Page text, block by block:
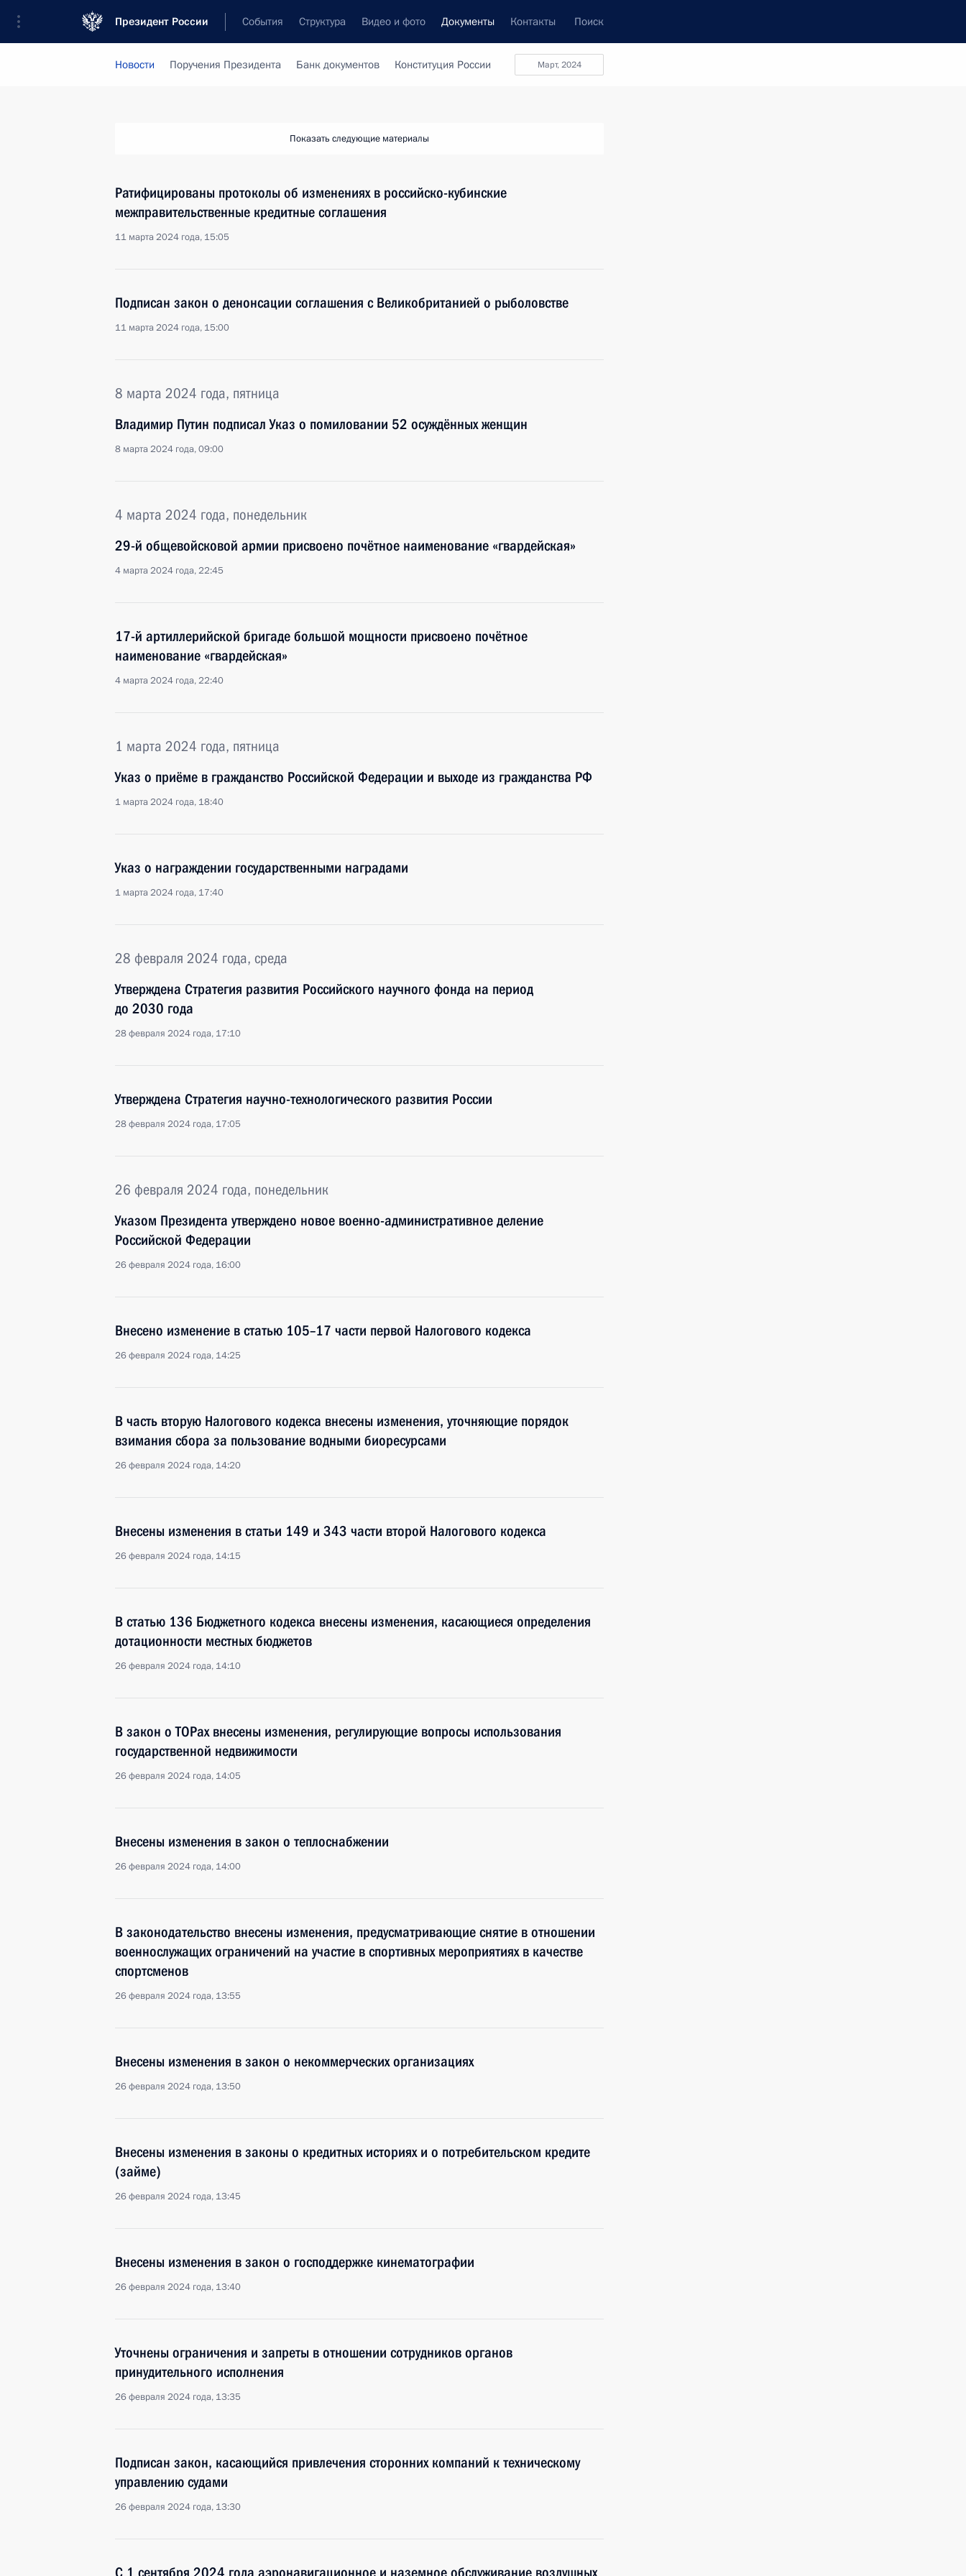
Президент России События Структура Видео и фото Документы Контакты Поиск
март, 2024
Новости Поручения Президента Банк документов Конституция России
Показать следующие материалы
Ратифицированы протоколы об изменениях в российско-кубинские
межправительственные кредитные соглашения
11 марта 2024 года, 15:05
Подписан закон о денонсации соглашения с Великобританией о рыболовстве
11 марта 2024 года, 15:00
8 марта 2024 года, пятница
Владимир Путин подписал Указ о помиловании 52 осуждённых женщин
8 марта 2024 года, 09:00
4 марта 2024 года, понедельник
29-й общевойсковой армии присвоено почётное наименование «гвардейская»
4 марта 2024 года, 22:45
17-й артиллерийской бригаде большой мощности присвоено почётное
наименование «гвардейская»
4 марта 2024 года, 22:40
1 марта 2024 года, пятница
Указ о приёме в гражданство Российской Федерации и выходе из гражданства РФ
1 марта 2024 года, 18:40
Указ о награждении государственными наградами
1 марта 2024 года, 17:40
28 февраля 2024 года, среда
Утверждена Стратегия развития Российского научного фонда на период
до 2030 года
28 февраля 2024 года, 17:10
Утверждена Стратегия научно-технологического развития России
28 февраля 2024 года, 17:05
26 февраля 2024 года, понедельник
Указом Президента утверждено новое военно-административное деление
Российской Федерации
26 февраля 2024 года, 16:00
Внесено изменение в статью 105–17 части первой Налогового кодекса
26 февраля 2024 года, 14:25
В часть вторую Налогового кодекса внесены изменения, уточняющие порядок
взимания сбора за пользование водными биоресурсами
26 февраля 2024 года, 14:20
Внесены изменения в статьи 149 и 343 части второй Налогового кодекса
26 февраля 2024 года, 14:15
В статью 136 Бюджетного кодекса внесены изменения, касающиеся определения
дотационности местных бюджетов
26 февраля 2024 года, 14:10
В закон о ТОРах внесены изменения, регулирующие вопросы использования
государственной недвижимости
26 февраля 2024 года, 14:05
Внесены изменения в закон о теплоснабжении
26 февраля 2024 года, 14:00
В законодательство внесены изменения, предусматривающие снятие в отношении
военнослужащих ограничений на участие в спортивных мероприятиях в качестве
спортсменов
26 февраля 2024 года, 13:55
Внесены изменения в закон о некоммерческих организациях
26 февраля 2024 года, 13:50
Внесены изменения в законы о кредитных историях и о потребительском кредите
(займе)
26 февраля 2024 года, 13:45
Внесены изменения в закон о господдержке кинематографии
26 февраля 2024 года, 13:40
Уточнены ограничения и запреты в отношении сотрудников органов
принудительного исполнения
26 февраля 2024 года, 13:35
Подписан закон, касающийся привлечения сторонних компаний к техническому
управлению судами
26 февраля 2024 года, 13:30
С 1 сентября 2024 года аэронавигационное и наземное обслуживание воздушных